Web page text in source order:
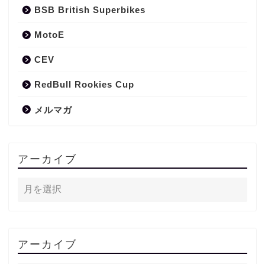
BSB British Superbikes
MotoE
CEV
RedBull Rookies Cup
メルマガ
アーカイブ
アーカイブ